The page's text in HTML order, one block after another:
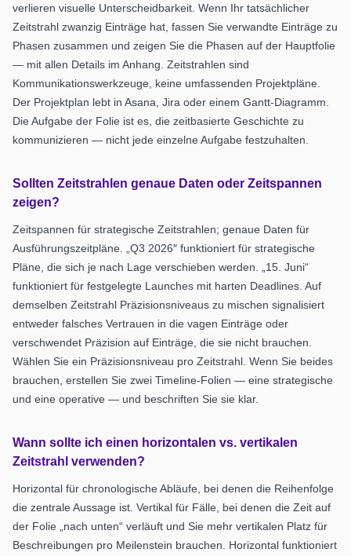
verlieren visuelle Unterscheidbarkeit. Wenn Ihr tatsächlicher
Zeitstrahl zwanzig Einträge hat, fassen Sie verwandte Einträge zu
Phasen zusammen und zeigen Sie die Phasen auf der Hauptfolie
— mit allen Details im Anhang. Zeitstrahlen sind
Kommunikationswerkzeuge, keine umfassenden Projektpläne.
Der Projektplan lebt in Asana, Jira oder einem Gantt-Diagramm.
Die Aufgabe der Folie ist es, die zeitbasierte Geschichte zu
kommunizieren — nicht jede einzelne Aufgabe festzuhalten.
Sollten Zeitstrahlen genaue Daten oder Zeitspannen
zeigen?
Zeitspannen für strategische Zeitstrahlen; genaue Daten für
Ausführungszeitpläne. „Q3 2026″ funktioniert für strategische
Pläne, die sich je nach Lage verschieben werden. „15. Juni“
funktioniert für festgelegte Launches mit harten Deadlines. Auf
demselben Zeitstrahl Präzisionsniveaus zu mischen signalisiert
entweder falsches Vertrauen in die vagen Einträge oder
verschwendet Präzision auf Einträge, die sie nicht brauchen.
Wählen Sie ein Präzisionsniveau pro Zeitstrahl. Wenn Sie beides
brauchen, erstellen Sie zwei Timeline-Folien — eine strategische
und eine operative — und beschriften Sie sie klar.
Wann sollte ich einen horizontalen vs. vertikalen
Zeitstrahl verwenden?
Horizontal für chronologische Abläufe, bei denen die Reihenfolge
die zentrale Aussage ist. Vertikal für Fälle, bei denen die Zeit auf
der Folie „nach unten“ verläuft und Sie mehr vertikalen Platz für
Beschreibungen pro Meilenstein brauchen. Horizontal funktioniert